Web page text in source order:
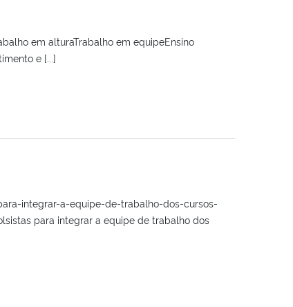
em alturaTrabalho em equipeEnsino
e [...]
integrar-a-equipe-de-trabalho-dos-cursos-
para integrar a equipe de trabalho dos